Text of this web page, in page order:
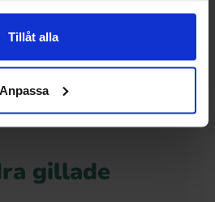
Tillåt alla
Anpassa
gillade